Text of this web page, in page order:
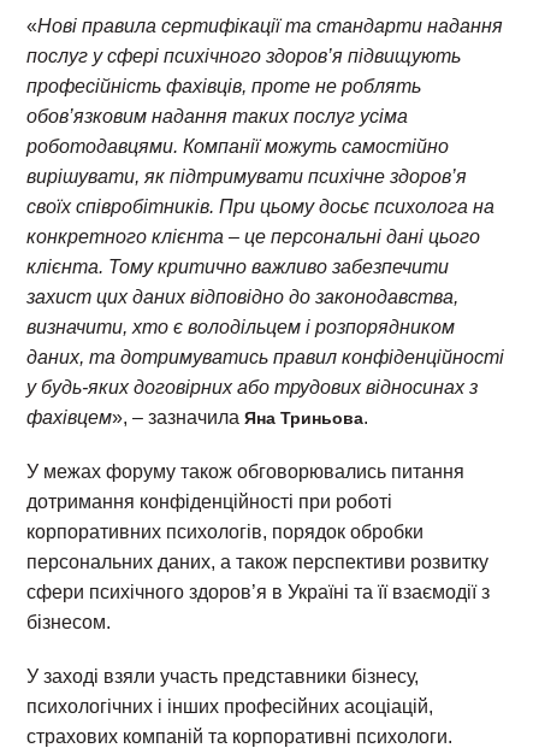
«Нові правила сертифікації та стандарти надання
послуг у сфері психічного здоров’я підвищують
професійність фахівців, проте не роблять
обов’язковим надання таких послуг усіма
роботодавцями. Компанії можуть самостійно
вирішувати, як підтримувати психічне здоров’я
своїх співробітників. При цьому досьє психолога на
конкретного клієнта – це персональні дані цього
клієнта. Тому критично важливо забезпечити
захист цих даних відповідно до законодавства,
визначити, хто є володільцем і розпорядником
даних, та дотримуватись правил конфіденційності
у будь-яких договірних або трудових відносинах з
фахівцем», – зазначилаЯна Триньова.
У межах форуму також обговорювались питання
дотримання конфіденційності при роботі
корпоративних психологів, порядок обробки
персональних даних, а також перспективи розвитку
сфери психічного здоров’я в Україні та її взаємодії з
бізнесом.
У заході взяли участь представники бізнесу,
психологічних і інших професійних асоціацій,
страхових компаній та корпоративні психологи.